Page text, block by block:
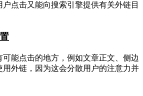
点击又能向搜索引擎提供有关外链目
能点击的地方，例如文章正文、侧边
外链，因为这会分散用户的注意力并